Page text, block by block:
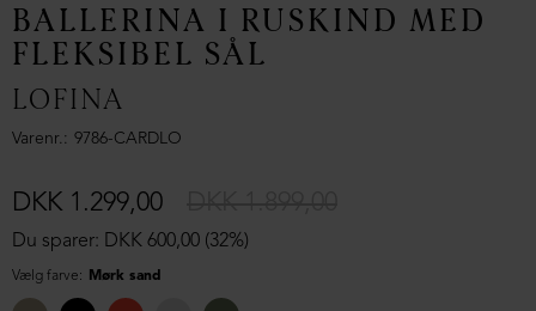
BALLERINA I RUSKIND MED
FLEKSIBEL SÅL
LOFINA
Varenr. 9786-CARDLO
Du sparer: DKK 600,00 (32%)
DKK 1.299,00
Vælg farve: Mørk sand